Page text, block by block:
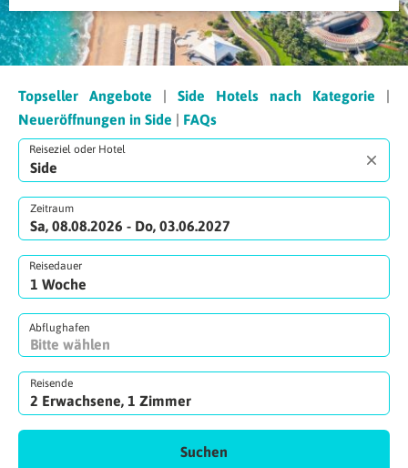
Topseller Angebote Side Hotels nach Kategorie
Neueröffnungen in Side
FAQs
Reiseziel oder Hotel
Zeitraum
Sa, 08.08.2026 - Do, 03.06.2027
Reisedauer
Abflughafen
Reisende
2 Erwachsene, 1 Zimmer
Suchen